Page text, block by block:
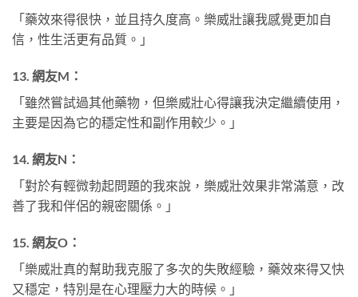
「藥效來得很快，並且持久度高。樂威壯讓我感覺更加自
信，性生活更有品質。」
13. 網友M：
「雖然嘗試過其他藥物，但樂威壯心得讓我決定繼續使用，
主要是因為它的穩定性和副作用較少。」
14. 網友N：
「對於有輕微勃起問題的我來說，樂威壯效果非常滿意，改
善了我和伴侶的親密關係。」
15. 網友O：
「樂威壯真的幫助我克服了多次的失敗經驗，藥效來得又快
又穩定，特別是在心理壓力大的時候。」